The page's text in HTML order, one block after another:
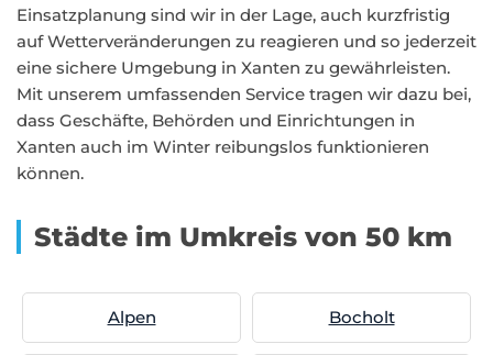
Einsatzplanung sind wir in der Lage, auch kurzfristig
auf Wetterveränderungen zu reagieren und so jederzeit
eine sichere Umgebung in Xanten zu gewährleisten.
Mit unserem umfassenden Service tragen wir dazu bei,
dass Geschäfte, Behörden und Einrichtungen in
Xanten auch im Winter reibungslos funktionieren
können.
Städte im Umkreis von 50 km
Alpen Bocholt